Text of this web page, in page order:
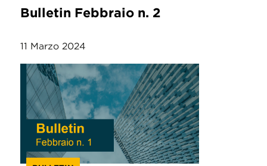
Bulletin Febbraio n. 2
11 Marzo 2024